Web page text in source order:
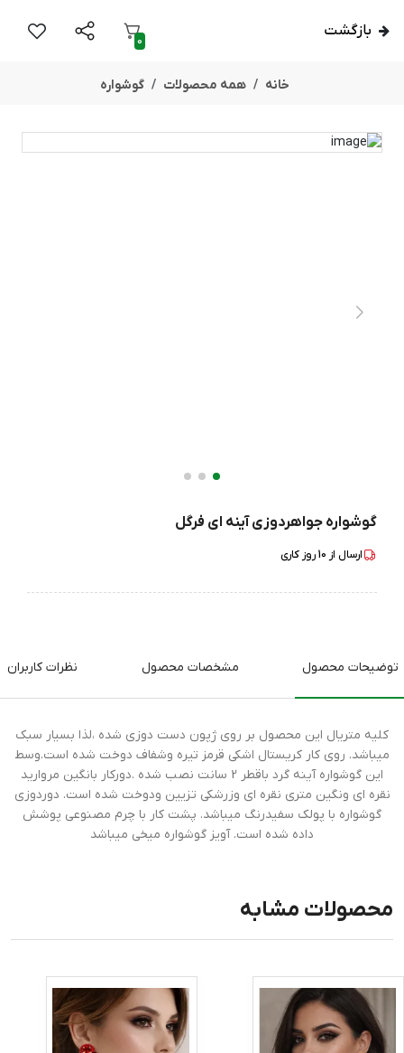
بازگشت
0
خانه همه محصولات گوشواره
گوشواره جواهردوزی آینه ای فرگل
ارسال از 10روز کاری
توضیحات محصول مشخصات محصول نظرات کاربران
کلیه متریال این محصول بر روی ژپون دست دوزی شده ،لذا بسیار سبک
میباشد. روی کار کریستال اشکی قرمز تیره وشفاف دوخت شده است.وسط
این گوشواره آینه گرد باقطر 2 سانت نصب شده .دورکار بانگین مروارید
نقره ای ونگین متری نقره ای وزرشکی تزیین ودوخت شده است. دوردوزی
گوشواره با پولک سفیدرنگ میباشد. پشت کار با چرم مصنوعی پوشش
داده شده است. آویز گوشواره میخی میباشد
محصولات مشابه